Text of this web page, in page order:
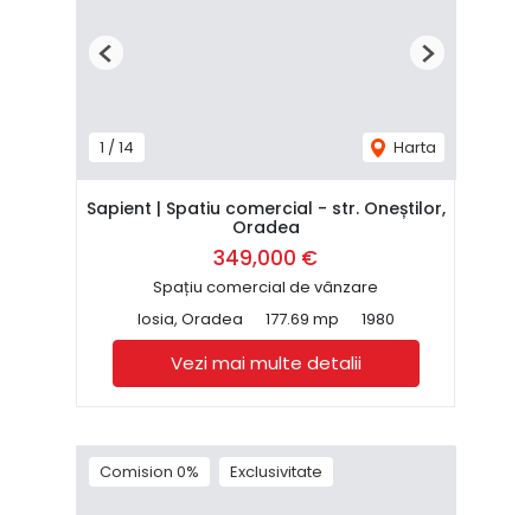
1 / 14 Harta
Previous Next
Sapient | Spatiu comercial - str. Oneștilor,
Oradea
349,000 €
Spațiu comercial de vânzare
Iosia, Oradea
177.69 mp 1980
Vezi mai multe detalii
Comision 0% Exclusivitate